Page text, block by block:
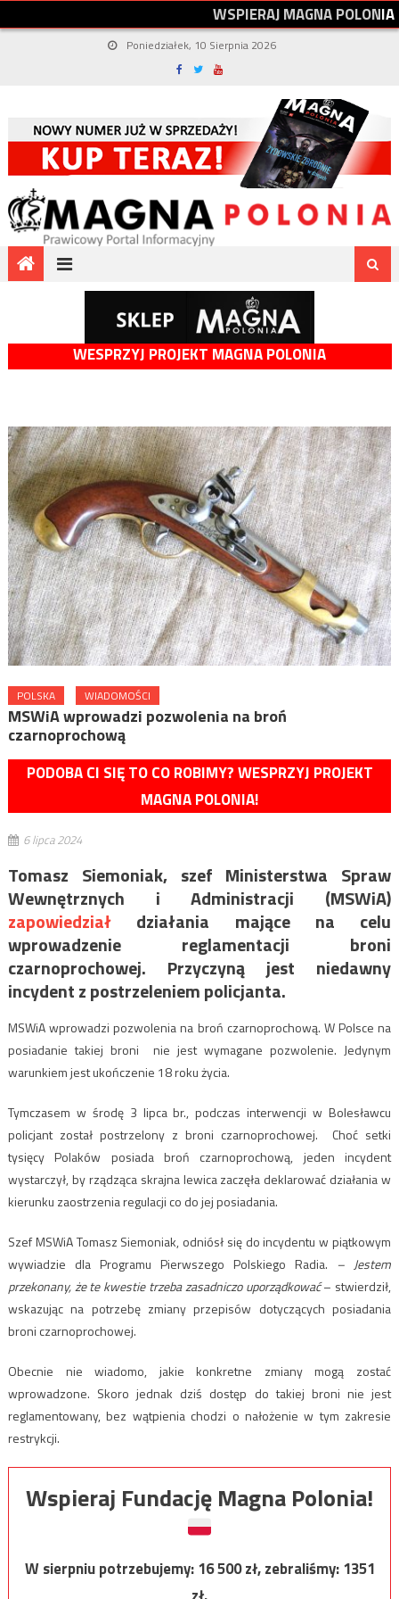
WSPIERAJMAGNAPOLONIA
Poniedziałek, 10 Sierpnia 2026
WESPRZYJ PROJEKT MAGNA POLONIA
POLSKA WIADOMOŚCI
MSWiA wprowadzi pozwolenia na broń
czarnoprochową
PODOBA CI SIĘ TO CO ROBIMY? WESPRZYJ PROJEKT
MAGNA POLONIA!
6 lipca 2024
Tomasz Siemoniak, szef Ministerstwa Spraw
Wewnętrznych i Administracji (MSWiA)
zapowiedziałdziałania mające na celu
wprowadzenie reglamentacji broni
czarnoprochowej. Przyczyną jest niedawny
incydent z postrzeleniem policjanta.
MSWiA wprowadzi pozwolenia na broń czarnoprochową. W Polsce na
posiadanie takiej broni nie jest wymagane pozwolenie. Jedynym
warunkiem jest ukończenie 18 roku życia.
Tymczasem w środę 3 lipca br., podczas interwencji w Bolesławcu
policjant został postrzelony z broni czarnoprochowej. Choć setki
tysięcy Polaków posiada broń czarnoprochową, jeden incydent
wystarczył, by rządząca skrajna lewica zaczęła deklarować działania w
kierunku zaostrzenia regulacji co do jej posiadania.
Szef MSWiA Tomasz Siemoniak, odniósł się do incydentu w piątkowym
wywiadzie dla Programu Pierwszego Polskiego Radia. – Jestem
przekonany, że te kwestie trzeba zasadniczo uporządkować– stwierdził,
wskazując na potrzebę zmiany przepisów dotyczących posiadania
broni czarnoprochowej.
Obecnie nie wiadomo, jakie konkretne zmiany mogą zostać
wprowadzone. Skoro jednak dziś dostęp do takiej broni nie jest
reglamentowany, bez wątpienia chodzi o nałożenie w tym zakresie
restrykcji.
Wspieraj Fundację Magna Polonia!
W sierpniu potrzebujemy:16 500zł, zebraliśmy:1351